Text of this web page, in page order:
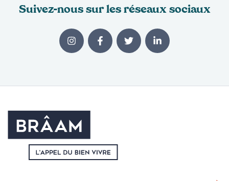
Suivez-nous sur les réseaux sociaux